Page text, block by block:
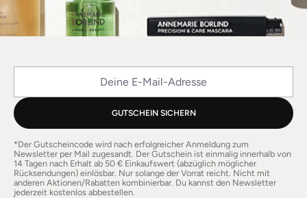
GUTSCHEIN SICHERN
*Der Gutscheincode wird nach erfolgreicher Anmeldung zum
Newsletter per Mail zugesandt. Der Gutschein ist einmalig innerhalb von
14 Tagen nach Erhalt ab 50 € Einkaufswert (abzüglich möglicher
Rücksendungen) einlösbar. Nur solange der Vorrat reicht. Nicht mit
anderen Aktionen/Rabatten kombinierbar. Du kannst den Newsletter
jederzeit kostenlos abbestellen.